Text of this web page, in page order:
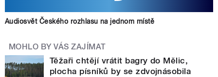
Audiosvět Českého rozhlasu na jednom místě
MOHLO BY VÁS ZAJÍMAT
Těžaři chtějí vrátit bagry do Mělic,
plocha písníků by se zdvojnásobila